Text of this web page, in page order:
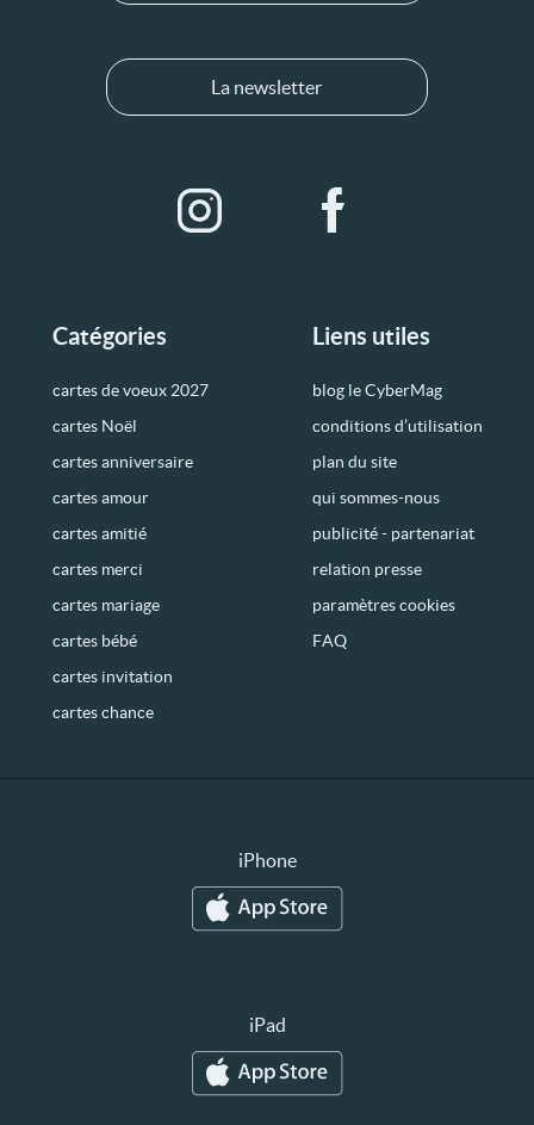
Catégories
cartes de voeux 2027
cartes Noël
cartes anniversaire
cartes amour
cartes amitié
cartes merci
cartes mariage
cartes bébé
cartes invitation
cartes chance
Liens utiles
blog le CyberMag
conditions d’utilisation
plan du site
qui sommes-nous
publicité - partenariat
relation presse
paramètres cookies
FAQ
La newsletter
iPhone
iPad